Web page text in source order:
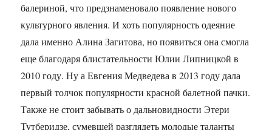
балериной, что предзнаменовало появление нового
культурного явления. И хоть популярность одеяние
дала именно Алина Загитова, но появиться она смогла
еще благодаря блистательности Юлии Липницкой в
2010 году. Ну а Евгения Медведева в 2013 году дала
первый толчок популярности красной балетной пачки.
Также не стоит забывать о дальновидности Этери
Тутберидзе, сумевшей разглядеть молодые таланты